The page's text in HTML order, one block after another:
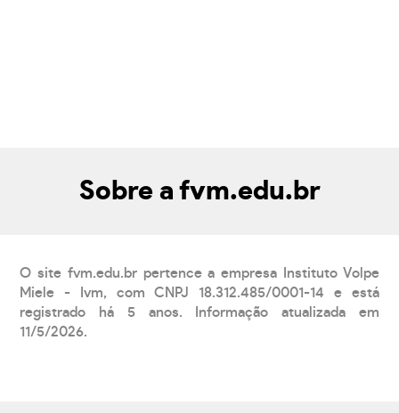
Sobre a fvm.edu.br
O site fvm.edu.br pertence a empresa Instituto Volpe
Miele - Ivm, com CNPJ 18.312.485/0001-14 e está
registrado há 5 anos. Informação atualizada em
11/5/2026.